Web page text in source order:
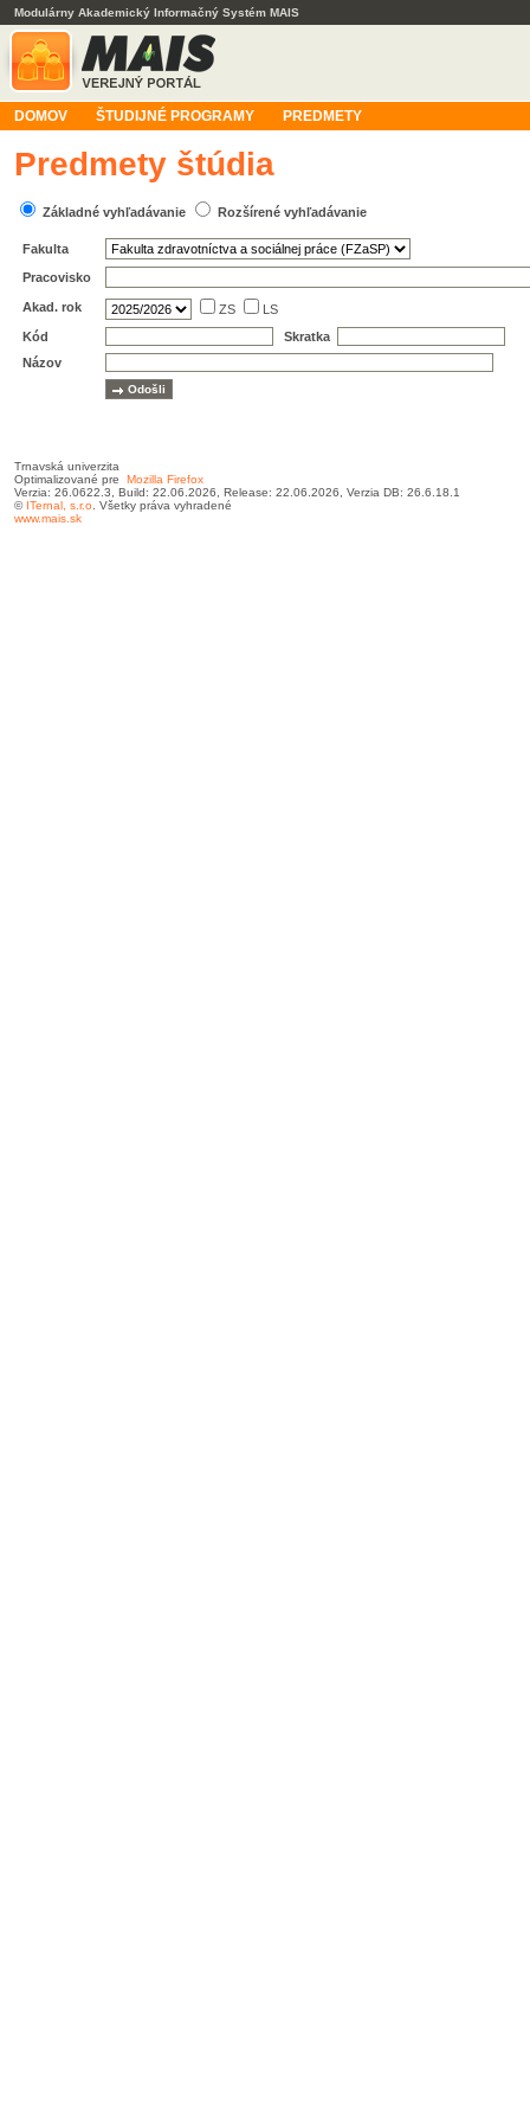
Modulárny Akademický Informačný Systém MAIS
DOMOV ŠTUDIJNÉ PROGRAMY PREDMETY
Predmety štúdia
Základné vyhľadávanie Rozšírené vyhľadávanie
Fakulta
Pracovisko
Akad. rok ZS
LS
Kód
Skratka
Názov
Trnavská univerzita
Optimalizované pre Mozilla Firefox
Verzia: 26.0622.3, Build: 22.06.2026, Release: 22.06.2026, Verzia DB: 26.6.18.1
© ITernal, s.r.o . Všetky práva vyhradené
www.mais.sk